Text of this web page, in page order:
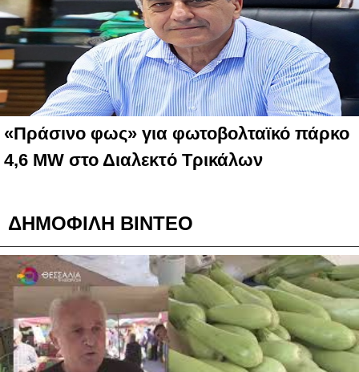
«Πράσινο φως» για φωτοβολταϊκό πάρκο
4,6 MW στο Διαλεκτό Τρικάλων
ΔΗΜΟΦΙΛΗ ΒΙΝΤΕΟ